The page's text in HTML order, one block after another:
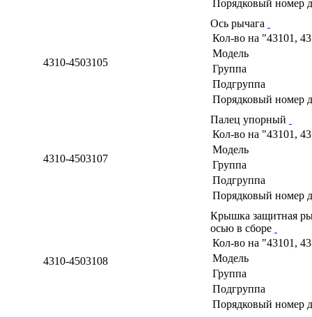
Порядковый номер
4310-4503105
Ось рычага
Кол-во на "43101,
Модель
Группа
Подгруппа
Порядковый номер
4310-4503107
Палец упорный
Кол-во на "43101,
Модель
Группа
Подгруппа
Порядковый номер
4310-4503108
Крышка защитная
осью в сборе
Кол-во на "43101,
Модель
Группа
Подгруппа
Порядковый номер